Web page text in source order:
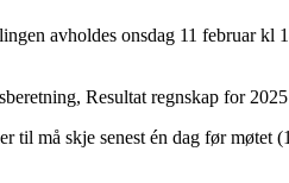
avholdes onsdag 11 februar
Resultat regnskap for
til må skje senest én dag før